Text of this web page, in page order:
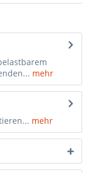
mehr
mehr